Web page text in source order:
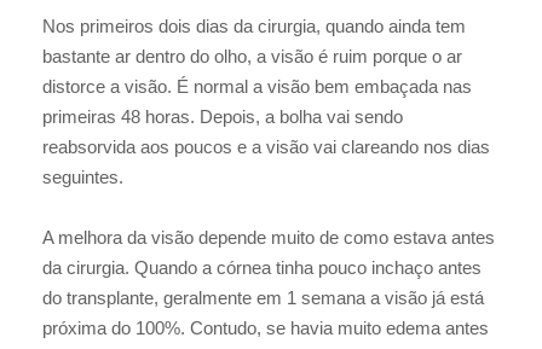
Nos primeiros dois dias da cirurgia, quando ainda tem
bastante ar dentro do olho, a visão é ruim porque o ar
distorce a visão. É normal a visão bem embaçada nas
primeiras 48 horas. Depois, a bolha vai sendo
reabsorvida aos poucos e a visão vai clareando nos dias
seguintes.
A melhora da visão depende muito de como estava antes
da cirurgia. Quando a córnea tinha pouco inchaço antes
do transplante, geralmente em 1 semana a visão já está
próxima do 100%. Contudo, se havia muito edema antes